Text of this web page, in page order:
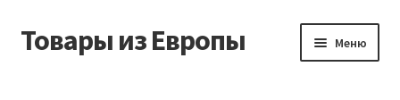
Перейти
Перейти
Товары из Европы Меню